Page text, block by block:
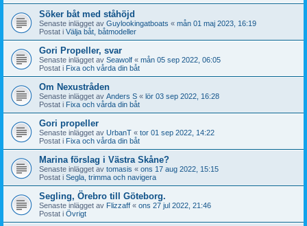
Söker båt med ståhöjd
Senaste inlägget av Guylookingatboats « mån 01 maj 2023, 16:19
Postat i Välja båt, båtmodeller
Gori Propeller, svar
Senaste inlägget av Seawolf « mån 05 sep 2022, 06:05
Postat i Fixa och vårda din båt
Om Nexustråden
Senaste inlägget av Anders S « lör 03 sep 2022, 16:28
Postat i Fixa och vårda din båt
Gori propeller
Senaste inlägget av UrbanT « tor 01 sep 2022, 14:22
Postat i Fixa och vårda din båt
Marina förslag i Västra Skåne?
Senaste inlägget av tomasis « ons 17 aug 2022, 15:15
Postat i Segla, trimma och navigera
Segling, Örebro till Göteborg.
Senaste inlägget av Flizzaff « ons 27 jul 2022, 21:46
Postat i Övrigt